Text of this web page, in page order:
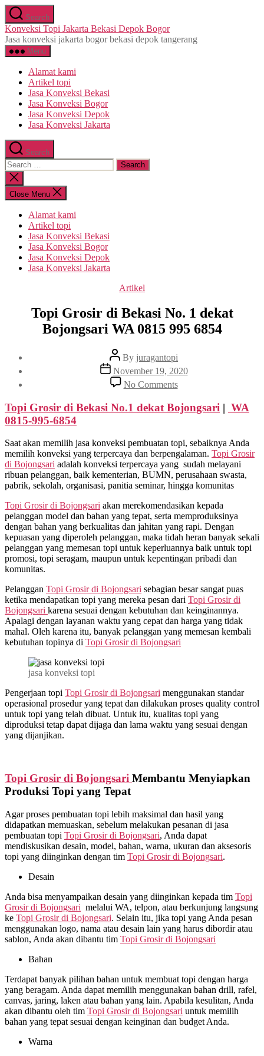
Skip
to
the
content
Search
Konveksi Topi Jakarta Bekasi Depok Bogor
Jasa konveksi jakarta bogor bekasi depok tangerang
Menu
Alamat kami
Artikel topi
Jasa Konveksi Bekasi
Jasa Konveksi Bogor
Jasa Konveksi Depok
Jasa Konveksi Jakarta
Search
Search
for:
Close
search
Close Menu
Alamat kami
Artikel topi
Jasa Konveksi Bekasi
Jasa Konveksi Bogor
Jasa Konveksi Depok
Jasa Konveksi Jakarta
Categories
Artikel
Topi Grosir di Bekasi No. 1 dekat
Bojongsari WA 0815 995 6854
Post
author
By juragantopi
Post
date
November 19, 2020
No Commentson
Topi
Grosir
di
1
dekat
Bojongsari
WA
0815
6854
Topi Grosir di Bekasi No.1 dekat Bojongsari | WA
0815-995-6854
Saat akan memilih jasa konveksi pembuatan topi, sebaiknya Anda
memilih konveksi yang terpercaya dan berpengalaman. Topi Grosir
di Bojongsari adalah konveksi terpercaya yang sudah melayani
ribuan pelanggan, baik kementerian, BUMN, perusahaan swasta,
pabrik, sekolah, organisasi, panitia seminar, hingga komunitas
Topi Grosir di Bojongsari akan merekomendasikan kepada
pelanggan model dan bahan yang tepat, serta memproduksinya
dengan bahan yang berkualitas dan jahitan yang rapi. Dengan
kepuasan yang diperoleh pelanggan, maka tidah heran banyak sekali
pelanggan yang memesan topi untuk keperluannya baik untuk topi
promosi, topi seragam, maupun untuk kepentingan pribadi dan
komunitas.
Pelanggan Topi Grosir di Bojongsari sebagian besar sangat puas
ketika mendapatkan topi yang mereka pesan dari Topi Grosir di
Bojongsari karena sesuai dengan kebutuhan dan keinginannya.
Apalagi dengan layanan waktu yang cepat dan harga yang tidak
mahal. Oleh karena itu, banyak pelanggan yang memesan kembali
kebutuhan topinya di Topi Grosir di Bojongsari
jasa konveksi topi
Pengerjaan topi Topi Grosir di Bojongsari menggunakan standar
operasional prosedur yang tepat dan dilakukan proses quality control
untuk topi yang telah dibuat. Untuk itu, kualitas topi yang
diproduksi tetap dapat dijaga dan lama waktu yang sesuai dengan
yang dijanjikan.
Topi Grosir di Bojongsari Membantu Menyiapkan
Produksi Topi yang Tepat
Agar proses pembuatan topi lebih maksimal dan hasil yang
didapatkan memuaskan, sebelum melakukan pesanan di jasa
pembuatan topi Topi Grosir di Bojongsari, Anda dapat
mendiskusikan desain, model, bahan, warna, ukuran dan aksesoris
topi yang diinginkan dengan tim Topi Grosir di Bojongsari.
Desain
Anda bisa menyampaikan desain yang diinginkan kepada tim Topi
Grosir di Bojongsari melalui WA, telpon, atau berkunjung langsung
ke Topi Grosir di Bojongsari. Selain itu, jika topi yang Anda pesan
menggunakan logo, nama atau desain lain yang harus dibordir atau
sablon, Anda akan dibantu tim Topi Grosir di Bojongsari
Bahan
Terdapat banyak pilihan bahan untuk membuat topi dengan harga
yang beragam. Anda dapat memilih menggunakan bahan drill, rafel,
canvas, jaring, laken atau bahan yang lain. Apabila kesulitan, Anda
akan dibantu oleh tim Topi Grosir di Bojongsari untuk memilih
bahan yang tepat sesuai dengan keinginan dan budget Anda.
Warna